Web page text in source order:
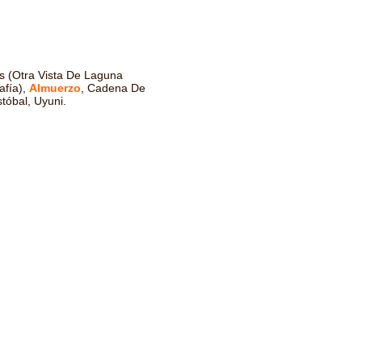
(Otra Vista De Laguna
Almuerzo, Cadena De
Uyuni.